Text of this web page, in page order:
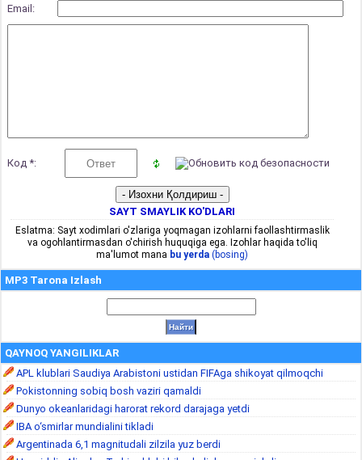
Email:
Код *:
SAYT SMAYLIK KO'DLARI
Eslatma: Sayt xodimlari o'zlariga yoqmagan izohlarni faollashtirmaslik
va ogohlantirmasdan o'chirish huquqiga ega. Izohlar haqida to'liq
ma'lumot mana bu yerda (bosing)
MP3 Tarona Izlash
QAYNOQ YANGILIKLAR
APL klublari Saudiya Arabistoni ustidan FIFAga shikoyat qilmoqchi
Pokistonning sobiq bosh vaziri qamaldi
Dunyo okeanlaridagi harorat rekord darajaga yetdi
IBA o‘smirlar mundialini tikladi
Argentinada 6,1 magnitudali zilzila yuz berdi